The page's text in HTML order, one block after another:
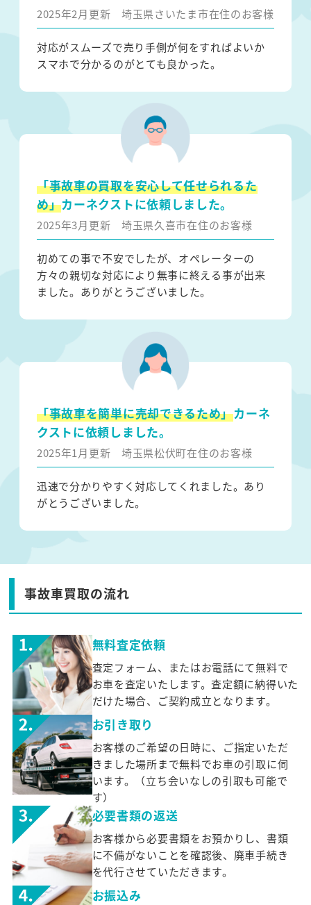
2025年2月更新 埼玉県さいたま市在住のお客様
対応がスムーズで売り手側が何をすればよいか
スマホで分かるのがとても良かった。
「事故車の買取を安心して任せられるた
め」カーネクストに依頼しました。
2025年3月更新 埼玉県久喜市在住のお客様
初めての事で不安でしたが、オペレーターの
方々の親切な対応により無事に終える事が出来
ました。ありがとうございました。
「事故車を簡単に売却できるため」カーネ
クストに依頼しました。
2025年1月更新 埼玉県松伏町在住のお客様
迅速で分かりやすく対応してくれました。あり
がとうございました。
事故車買取の流れ
無料査定依頼
査定フォーム、またはお電話にて無料で
お車を査定いたします。査定額に納得いた
だけた場合、ご契約成立となります。
お引き取り
お客様のご希望の日時に、ご指定いただ
きました場所まで無料でお車の引取に伺
います。（立ち会いなしの引取も可能で
す）
必要書類の返送
お客様から必要書類をお預かりし、書類
に不備がないことを確認後、廃車手続き
を代行させていただきます。
お振込み